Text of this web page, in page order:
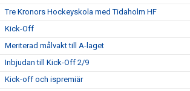
Tre Kronors Hockeyskola med Tidaholm HF
Kick-Off
Meriterad målvakt till A-laget
Inbjudan till Kick-Off 2/9
Kick-off och ispremiär